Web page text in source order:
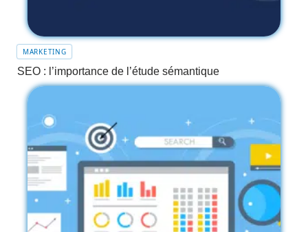
MARKETING
SEO : l’importance de l’étude sémantique